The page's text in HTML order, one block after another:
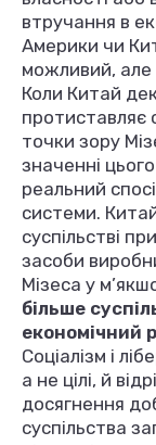
втручання в
Америки чи
можливий, але
Коли Китай
протиставляє
точки зору
значенні
реальний
системи.
суспільстві
засоби
Мізеса у
більше
економічний
Соціалізм і
а не цілі, й
досягнення
суспільства